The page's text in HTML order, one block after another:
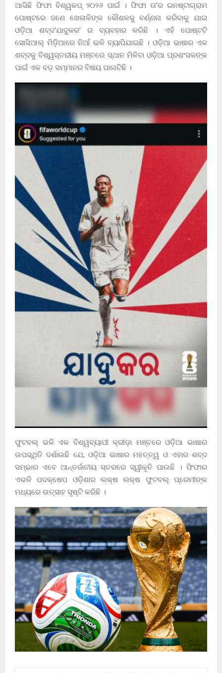
ଆସିଛି ଫିଫା ବିଶ୍ୱକପ୍ ୨୦୨୬ ପାଇଁ । ଫିଫା ତା’ର ଇନଷ୍ଟାଗ୍ରାମ
ପୋଷ୍ଟରେ ଜଣେ ଖେଳାଳିଙ୍କ କୌଶଳକୁ ବର୍ଣ୍ଣନା କରିବାକୁ ଯାଇ
ଓଡ଼ିଆ ଶବ୍ଦ’ଯାଦୁକର’ ର ବ୍ୟବହାର କରିଛି । ଏହି ପୋଷ୍ଟଟି
ସୋସିଆଲ୍ ମିଡ଼ିଆରେ ନିଆଁ ଭଳି ବ୍ୟାପିଯାଇଛି । ଓଡ଼ିଆ ଭାଷାର ଏକ
ଶବ୍ଦକୁ ବିଶ୍ୱସ୍ତରୀୟ ମଞ୍ଚରେ ସ୍ଥାନ ମିଳିବା ଓଡ଼ିଆ ପ୍ରଶଂସକଙ୍କ
ପାଇଁ ଏକ ବଡ଼ ସମ୍ମାନର ବିଷୟ ପାଲଟିଛି ।
ଫୁଟବଲ୍ ଭଳି ଏକ ବିଶ୍ୱବ୍ୟାପୀ କ୍ରୀଡ଼ା ମଞ୍ଚରେ ଓଡ଼ିଆ ଭାଷାର
ଉପସ୍ଥିତି ଦର୍ଶାଉଛି ଯେ, ଓଡ଼ିଆ ଭାଷାର ମହତ୍ତ୍ୱ ଓ ଏହାର ଶବ୍ଦ
ସମ୍ଭାର ଏବେ ଆନ୍ତର୍ଜାତୀୟ ସ୍ତରରେ ସ୍ୱୀକୃତି ପାଉଛି । ଫିଫାର
ଏଭଳି ପଦକ୍ଷେପ ଓଡ଼ିଶାର ଲକ୍ଷ ଲକ୍ଷ ଫୁଟବଲ୍ ପ୍ରେମୀଙ୍କ
ମଧ୍ୟରେ ଉତ୍ସାହ ସୃଷ୍ଟି କରିଛି ।